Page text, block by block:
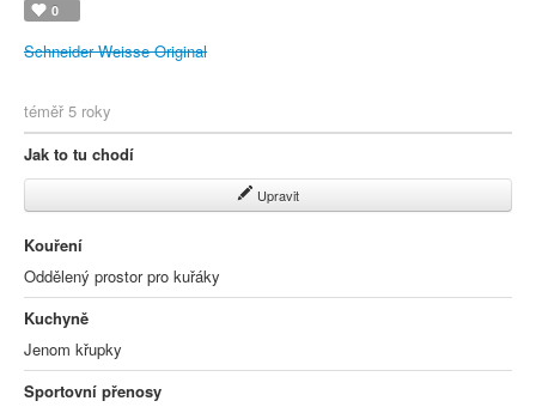
0
Schneider Weisse Original
téměř 5 roky
Jak to tu chodí
Upravit
Kouření
Oddělený prostor pro kuřáky
Kuchyně
Jenom křupky
Sportovní přenosy